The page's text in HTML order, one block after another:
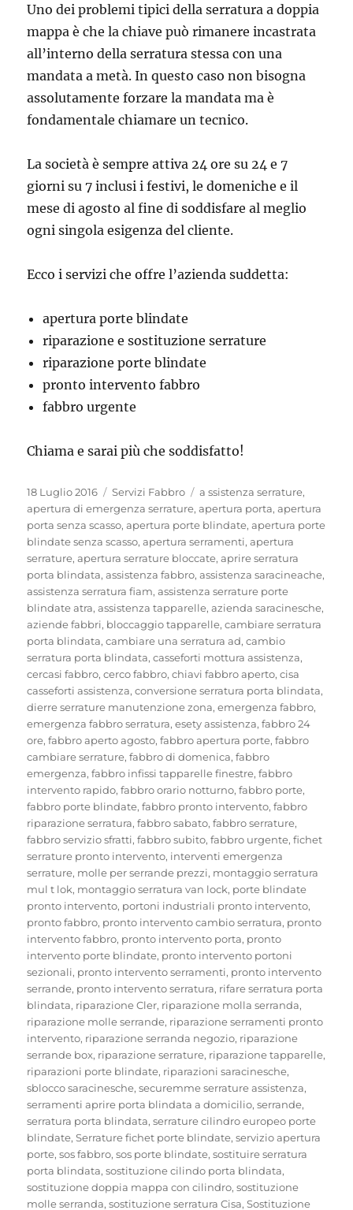
Uno dei problemi tipici della serratura a doppia
mappa è che la chiave può rimanere incastrata
all’interno della serratura stessa con una
mandata a metà. In questo caso non bisogna
assolutamente forzare la mandata ma è
fondamentale chiamare un tecnico.
La società è sempre attiva 24 ore su 24 e 7
giorni su 7 inclusi i festivi, le domeniche e il
mese di agosto al fine di soddisfare al meglio
ogni singola esigenza del cliente.
Ecco i servizi che offre l’azienda suddetta:
apertura porte blindate
riparazione e sostituzione serrature
riparazione porte blindate
pronto intervento fabbro
fabbro urgente
Chiama e sarai più che soddisfatto!
Pubblicato
il
18 Luglio 2016 Categorie
Servizi Fabbro Tag
a ssistenza serrature,
apertura di emergenza serrature,apertura porta,apertura
porta senza scasso,apertura porte blindate,apertura porte
blindate senza scasso,apertura serramenti,apertura
serrature,apertura serrature bloccate,aprire serratura
porta blindata,assistenza fabbro,assistenza saracineache,
assistenza serratura fiam,assistenza serrature porte
blindate atra,assistenza tapparelle,azienda saracinesche,
aziende fabbri, bloccaggio tapparelle,cambiare serratura
porta blindata,cambiare una serratura ad,cambio
serratura porta blindata,casseforti mottura assistenza,
cercasi fabbro,cerco fabbro,chiavi fabbro aperto,cisa
casseforti assistenza,conversione serratura porta blindata,
dierre serrature manutenzione zona,emergenza fabbro,
emergenza fabbro serratura,esety assistenza,fabbro 24
ore,fabbro aperto agosto,fabbro apertura porte,fabbro
cambiare serrature,fabbro di domenica,fabbro
emergenza,fabbro infissi tapparelle finestre,fabbro
intervento rapido,fabbro orario notturno,fabbro porte,
fabbro porte blindate,fabbro pronto intervento,fabbro
riparazione serratura,fabbro sabato,fabbro serrature,
fabbro servizio sfratti,fabbro subito,fabbro urgente,fichet
serrature pronto intervento, interventi emergenza
serrature, molle per serrande prezzi, montaggio serratura
mul t lok, montaggio serratura van lock, porte blindate
pronto intervento, portoni industriali pronto intervento,
pronto fabbro, pronto intervento cambio serratura, pronto
intervento fabbro, pronto intervento porta, pronto
intervento porte blindate, pronto intervento portoni
sezionali, pronto intervento serramenti, pronto intervento
serrande, pronto intervento serratura, rifare serratura porta
blindata, riparazione Cler, riparazione molla serranda,
riparazione molle serrande, riparazione serramenti pronto
intervento, riparazione serranda negozio, riparazione
serrande box, riparazione serrature, riparazione tapparelle,
riparazioni porte blindate, riparazioni saracinesche,
sblocco saracinesche,securemme serrature assistenza,
serramenti aprire porta blindata a domicilio,serrande,
serratura porta blindata,serrature cilindro europeo porte
blindate,Serrature fichet porte blindate,servizio apertura
porte,sos fabbro,sos porte blindate,sostituire serratura
porta blindata,sostituzione cilindo porta blindata,
sostituzione doppia mappa con cilindro,sostituzione
molle serranda,sostituzione serratura Cisa,Sostituzione